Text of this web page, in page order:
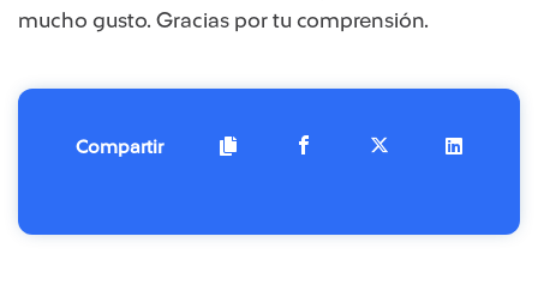
mucho gusto. Gracias por tu comprensión.
Compartir